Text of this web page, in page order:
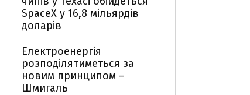
SpaceX у 16,8 мільярдів
доларів
Електроенергія
розподілятиметься за
новим принципом –
Шмигаль